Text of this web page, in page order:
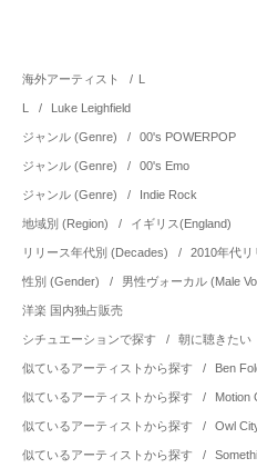
海外アーティスト / L
L / Luke Leighfield
ジャンル (Genre) / 00's POWERPOP
ジャンル (Genre) / 00's Emo
ジャンル (Genre) / Indie Rock
地域別 (Region) / イギリス(England)
リリース年代別 (Decades) / 2010年代
性別 (Gender) / 男性ヴォーカル (Male
洋楽 国内独占販売
シチュエーションで探す / 朝に聴きたい
似ているアーティストから探す / Ben
似ているアーティストから探す / Motion
似ているアーティストから探す / Owl
似ているアーティストから探す /